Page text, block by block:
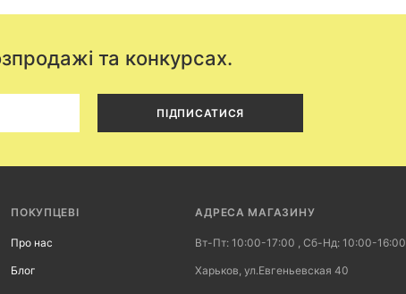
та конкурсах.
ПІДПИСАТИСЯ
ПОКУПЦЕВІ
Про нас
Блог
АДРЕСА МАГАЗИНУ
Вт-Пт: 10:00-17:00 , Сб-Нд: 10:00-16:00
Харьков, ул.Евгеньевская 40